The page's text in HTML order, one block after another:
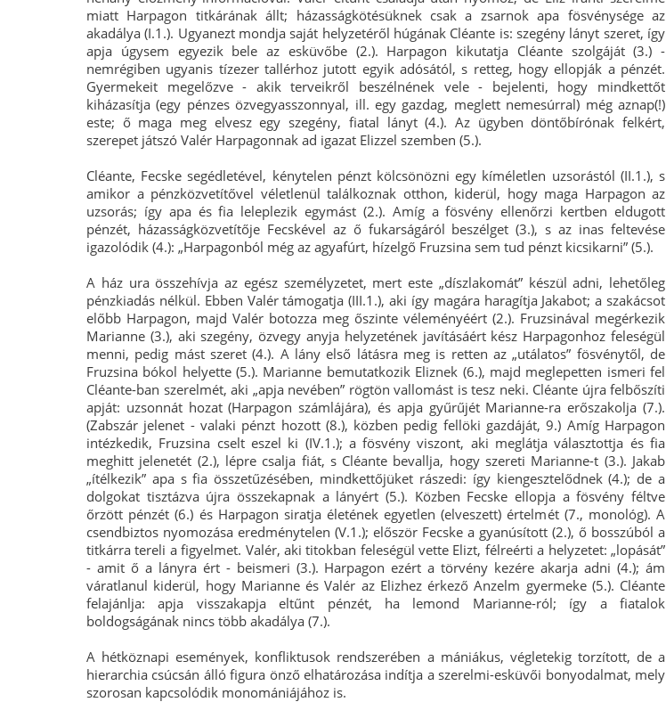
miatt Harpagon titkárának állt; házasságkötésüknek csak a zsarnok apa fösvénysége az
akadálya (I.1.). Ugyanezt mondja saját helyzetéről húgának Cléante is: szegény lányt szeret, így
apja úgysem egyezik bele az esküvőbe (2.). Harpagon kikutatja Cléante szolgáját (3.) -
nemrégiben ugyanis tízezer tallérhoz jutott egyik adósától, s retteg, hogy ellopják a pénzét.
Gyermekeit megelőzve - akik terveikről beszélnének vele - bejelenti, hogy mindkettőt
kiházasítja (egy pénzes özvegyasszonnyal, ill. egy gazdag, meglett nemesúrral) még aznap(!)
este; ő maga meg elvesz egy szegény, fiatal lányt (4.). Az ügyben döntőbírónak felkért,
szerepet játszó Valér Harpagonnak ad igazat Elizzel szemben (5.).
Cléante, Fecske segédletével, kénytelen pénzt kölcsönözni egy kíméletlen uzsorástól (II.1.), s
amikor a pénzközvetítővel véletlenül találkoznak otthon, kiderül, hogy maga Harpagon az
uzsorás; így apa és fia leleplezik egymást (2.). Amíg a fösvény ellenőrzi kertben eldugott
pénzét, házasságközvetítője Fecskével az ő fukarságáról beszélget (3.), s az inas feltevése
igazolódik (4.): „Harpagonból még az agyafúrt, hízelgő Fruzsina sem tud pénzt kicsikarni” (5.).
A ház ura összehívja az egész személyzetet, mert este „díszlakomát” készül adni, lehetőleg
pénzkiadás nélkül. Ebben Valér támogatja (III.1.), aki így magára haragítja Jakabot; a szakácsot
előbb Harpagon, majd Valér botozza meg őszinte véleményéért (2.). Fruzsinával megérkezik
Marianne (3.), aki szegény, özvegy anyja helyzetének javításáért kész Harpagonhoz feleségül
menni, pedig mást szeret (4.). A lány első látásra meg is retten az „utálatos” fösvénytől, de
Fruzsina bókol helyette (5.). Marianne bemutatkozik Eliznek (6.), majd meglepetten ismeri fel
Cléante-ban szerelmét, aki „apja nevében” rögtön vallomást is tesz neki. Cléante újra felbőszíti
apját: uzsonnát hozat (Harpagon számlájára), és apja gyűrűjét Marianne-ra erőszakolja (7.).
(Zabszár jelenet - valaki pénzt hozott (8.), közben pedig fellöki gazdáját, 9.) Amíg Harpagon
intézkedik, Fruzsina cselt eszel ki (IV.1.); a fösvény viszont, aki meglátja választottja és fia
meghitt jelenetét (2.), lépre csalja fiát, s Cléante bevallja, hogy szereti Marianne-t (3.). Jakab
„ítélkezik” apa s fia összetűzésében, mindkettőjüket rászedi: így kiengesztelődnek (4.); de a
dolgokat tisztázva újra összekapnak a lányért (5.). Közben Fecske ellopja a fösvény féltve
őrzött pénzét (6.) és Harpagon siratja életének egyetlen (elveszett) értelmét (7., monológ). A
csendbiztos nyomozása eredménytelen (V.1.); először Fecske a gyanúsított (2.), ő bosszúból a
titkárra tereli a figyelmet. Valér, aki titokban feleségül vette Elizt, félreérti a helyzetet: „lopását”
- amit ő a lányra ért - beismeri (3.). Harpagon ezért a törvény kezére akarja adni (4.); ám
váratlanul kiderül, hogy Marianne és Valér az Elizhez érkező Anzelm gyermeke (5.). Cléante
felajánlja: apja visszakapja eltűnt pénzét, ha lemond Marianne-ról; így a fiatalok
boldogságának nincs több akadálya (7.).
A hétköznapi események, konfliktusok rendszerében a mániákus, végletekig torzított, de a
hierarchia csúcsán álló figura önző elhatározása indítja a szerelmi-esküvői bonyodalmat, mely
szorosan kapcsolódik monomániájához is.